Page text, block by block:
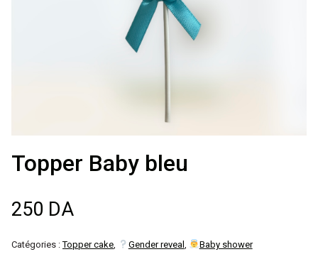
Décoration à
salle
Décoration de
table
Accessoires
Topper Baby bleu
250 DA
Catégories :Topper cake Gender reveal Baby shower